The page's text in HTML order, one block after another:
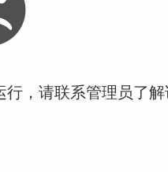
，请联系管理员了